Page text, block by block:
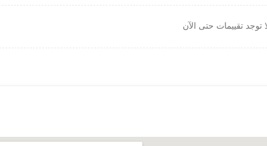
توجد تقييمات حتى الآن